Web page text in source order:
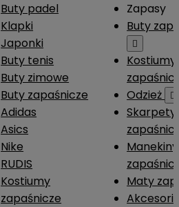
Buty padel
Klapki
Japonki
Buty tenis
Buty zimowe
Buty zapaśnicze
Adidas
Asics
Nike
RUDIS
Kostiumy
zapaśnicze
Zapasy
Buty

Kostiumy
Odzież

Skarpety
Manekiny
Maty